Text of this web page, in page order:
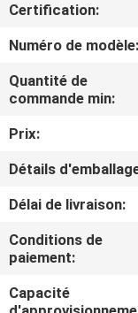
VISITE
D'USINE
CONTRÔLE
DE
QUALITÉ
CONTACTEZ-
NOUS
Certification:
Numéro de modèle:
Quantité de
commande min:
Prix:
Détails
Délai de livraison:
Conditions de
paiement:
Capacité